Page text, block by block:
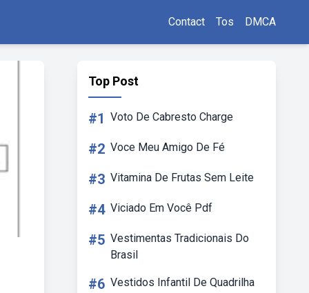
Contact Tos DMCA
Top Post
#1 Voto De Cabresto Charge
#2 Voce Meu Amigo De Fé
#3 Vitamina De Frutas Sem Leite
#4 Viciado Em Você Pdf
#5 Vestimentas Tradicionais Do
Brasil
#6 Vestidos Infantil De Quadrilha